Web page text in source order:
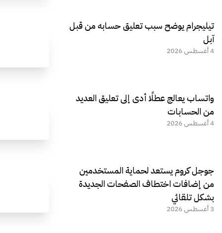
تيليجرام يوضح سبب تعليق حسابه من قبل
آبل
4 أغسطس 2026
واتساب يعالج عطلًا أدى إلى تعليق العديد
من الحسابات
4 أغسطس 2026
جوجل كروم يستعد لحماية المستخدمين
من إضافات اختطاف الصفحات الجديدة
بشكل تلقائي
3 أغسطس 2026